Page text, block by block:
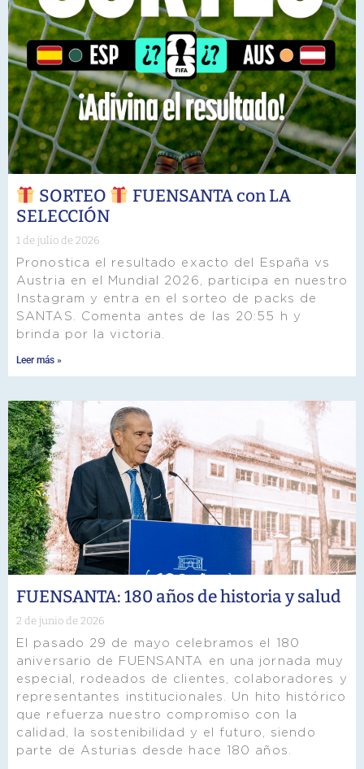
SORTEO
FUENSANTA con LA
SELECCIÓN
1 de julio de 2026
Pronostica el resultado exacto del España vs
Austria en el Mundial 2026, participa en nuestro
Instagram y entra en el sorteo de packs de
SANTAS. Comenta antes de las 20:55 h y
brinda por la victoria.
Leer más »
FUENSANTA: 180 años de historia y salud
2 de junio de 2026
El pasado 29 de mayo celebramos el 180
aniversario de FUENSANTA en una jornada muy
especial, rodeados de clientes, colaboradores y
representantes institucionales. Un hito histórico
que refuerza nuestro compromiso con la
calidad, la sostenibilidad y el futuro, siendo
parte de Asturias desde hace 180 años.